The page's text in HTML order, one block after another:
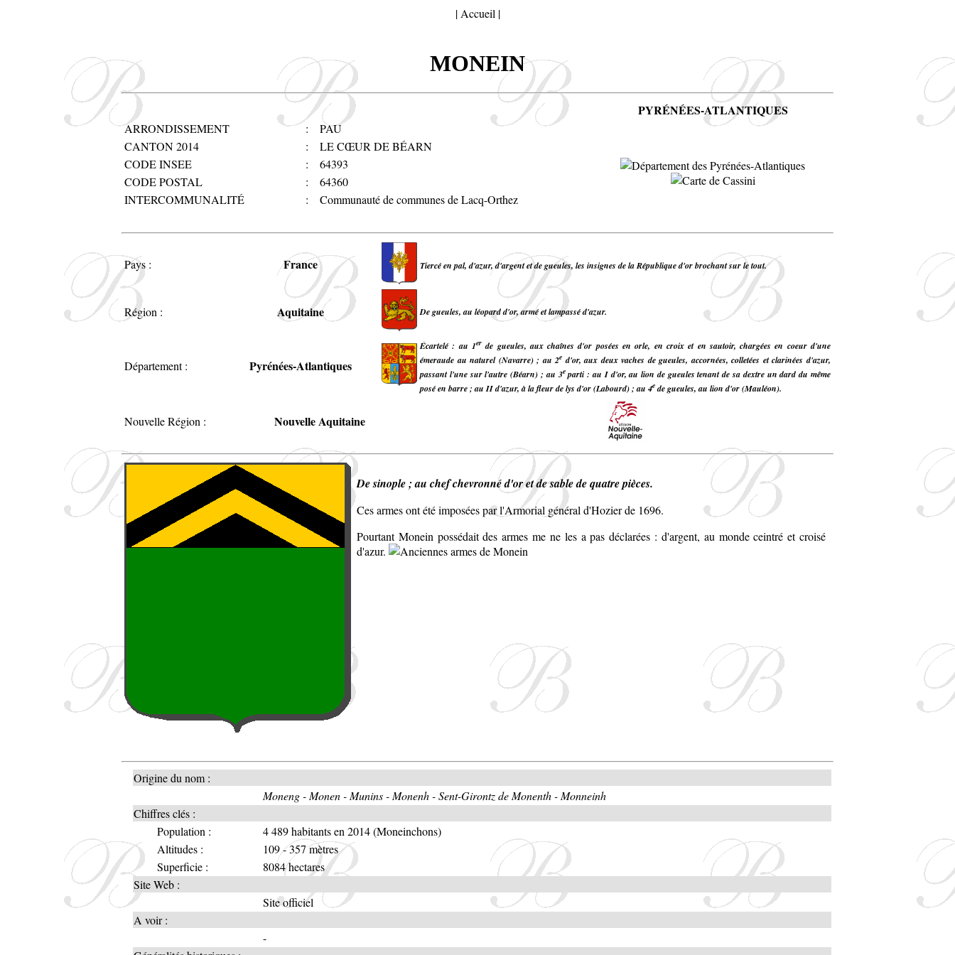
| Accueil |
MONEIN
PYRÉNÉES-ATLANTIQUES
ARRONDISSEMENT :
PAU
CANTON 2014
:
LE CŒUR DE BÉARN
CODE INSEE
:
64393
CODE POSTAL
:
64360
INTERCOMMUNALITÉ
: Communauté de communes de Lacq-Orthez
Pays : France Tiercé en pal, d'azur, d'argent et de gueules, les insignes de la République d'or brochant sur le tout.
Région : Aquitaine De gueules, au léopard d'or, armé et lampassé d'azur.
Département : Pyrénées-Atlantiques
Écartelé : au 1erde gueules, aux chaînes d'or posées en orle, en croix et en sautoir, chargées en coeur d'une
émeraude au naturel (Navarre) ; au 2e d'or, aux deux vaches de gueules, accornées, colletées et clarinées d'azur,
passant l'une sur l'autre (Béarn) ; au 3eparti : au I d'or, au lion de gueules tenant de sa dextre un dard du même
posé en barre ; au II d'azur, à la fleur de lys d'or (Labourd) ; au 4ede gueules, au lion d'or (Mauléon).
Nouvelle Région : Nouvelle Aquitaine
De sinople ; au chef chevronné d'or et de sable de quatre pièces.
Ces armes ont été imposées par l'Armorial général d'Hozier de 1696.
Pourtant Monein possédait des armes me ne les a pas déclarées : d'argent, au monde ceintré et croisé
d'azur.
Origine du nom :
Moneng - Monen - Munins - Monenh - Sent-Girontz de Monenth - Monneinh
Chiffres clés :
Population :
4 489 habitants en 2014 (Moneinchons)
Altitudes :
109 - 357 mètres
Superficie :
8084 hectares
Site Web :
Site officiel
A voir :
-